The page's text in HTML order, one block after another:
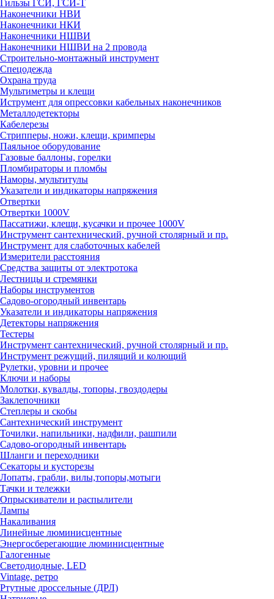
Гильзы ГСИ, ГСИ-Т
Наконечники НВИ
Наконечники НКИ
Наконечники НШВИ
Наконечники НШВИ на 2 провода
Строительно-монтажный инструмент
Спецодежда
Охрана труда
Мультиметры и клещи
Иструмент для опрессовки кабельных наконечников
Металлодетекторы
Кабелерезы
Стрипперы, ножи, клещи, кримперы
Паяльное оборудование
Газовые баллоны, горелки
Пломбираторы и пломбы
Наморы, мультитулы
Указатели и индикаторы напряжения
Отвертки
Отвертки 1000V
Пассатижи, клещи, кусачки и прочее 1000V
Инструмент сантехнический, ручной столярный и пр.
Инструмент для слаботочных кабелей
Измерители расстояния
Средства защиты от электротока
Лестницы и стремянки
Наборы инструментов
Садово-огородный инвентарь
Указатели и индикаторы напряжения
Детекторы напряжения
Тестеры
Инструмент сантехнический, ручной столярный и пр.
Инструмент режущий, пилящий и колющий
Рулетки, уровни и прочее
Ключи и наборы
Молотки, кувалды, топоры, гвоздодеры
Заклепочники
Степлеры и скобы
Сантехнический инструмент
Точилки, напильники, надфили, рашпили
Садово-огородный инвентарь
Шланги и переходники
Секаторы и кусторезы
Лопаты, грабли, вилы,топоры,мотыги
Тачки и тележки
Опрыскиватели и распылители
Лампы
Накаливания
Линейные люминисцентные
Энергосберегающие люминисцентные
Галогенные
Светодиодные, LED
Vintage, ретро
Ртутные дроссельные (ДРЛ)